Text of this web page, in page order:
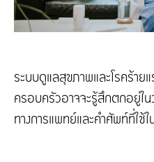
ระบบดูแลสุขภาพและโรคร้า
ครอบครัวอาจจะรู้สึกตกอยู่ใ
ทางการแพทย์และคำศัพท์ที่ใช้